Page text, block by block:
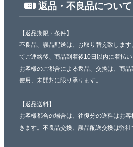
返品・不良品について
【返品期限・条件】
不良品、誤品配送は、お取り替え致しま
てご連絡後、商品到着後10日以内に着払い
お客様のご都合による返品、交換は、商
使用、未開封に限り承ります。
【返品送料】
お客様都合の場合は、往復分の送料はお
きます。不良品交換、誤品配送交換は弊社